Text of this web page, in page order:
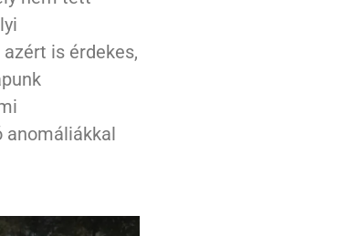
is érdekes,
anomáliákkal